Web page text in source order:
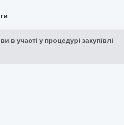
в участі у процедурі закупівлі